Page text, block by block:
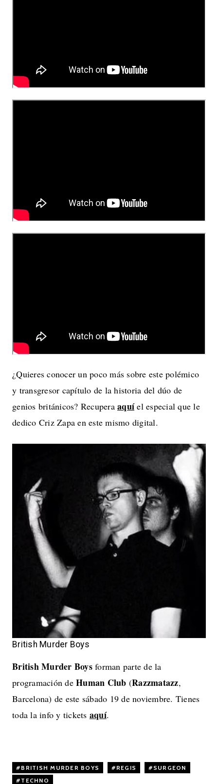
¿Quieres conocer un poco más sobre este polémico
y transgresor capítulo de la historia del dúo de
genios británicos? Recupera aquíel especial que le
dedico Criz Zapa en este mismo digital.
British Murder Boys
British Murder Boys forman parte de la
programación de Human Club (Razzmatazz,
Barcelona) de este sábado 19 de noviembre. Tienes
toda la info y tickets aquí.
BRITISH MURDER BOYS REGIS SURGEON
TECHNO